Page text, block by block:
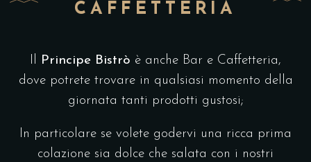
CAFFETTERIA
Il Principe Bistrò è anche Bar e Caffetteria,
dove potrete trovare in qualsiasi momento della
giornata tanti prodotti gustosi;
In particolare se volete godervi una ricca prima
colazione sia dolce che salata con i nostri